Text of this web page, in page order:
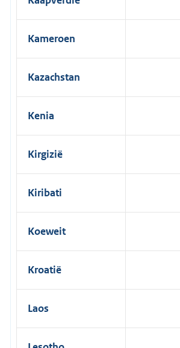
Kameroen
Kazachstan
Kenia
Kirgizië
Kiribati
Koeweit
Kroatië
Laos